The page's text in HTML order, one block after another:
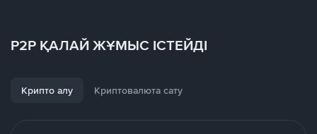
P2P ҚАЛАЙ ЖҰМЫС ІСТЕЙДІ
Крипто алу Криптовалюта сату